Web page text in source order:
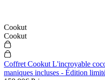
Cookut
Cookut
Coffret Cookut L'incroyable
maniques incluses - Édition